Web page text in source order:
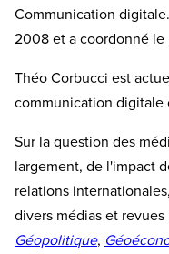
Communication
2008 et a coordonné le
Théo Corbucci est
communication digitale
Sur la question des
largement, de l'impact
relations
divers médias et revues
Géopolitique,